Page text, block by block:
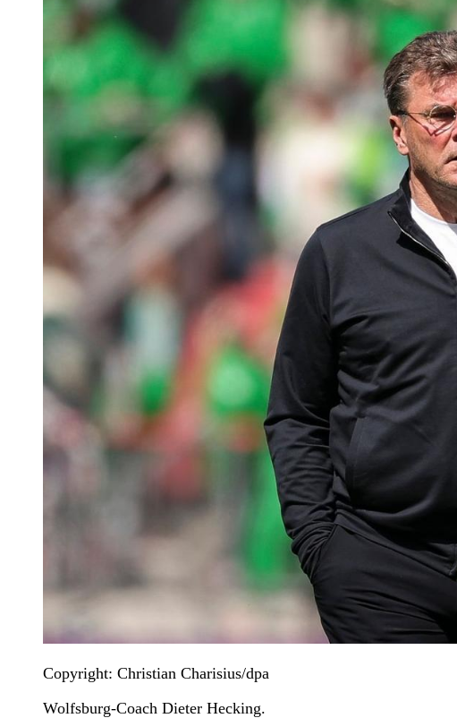
Copyright: Christian Charisius/dpa
Wolfsburg-Coach Dieter Hecking.